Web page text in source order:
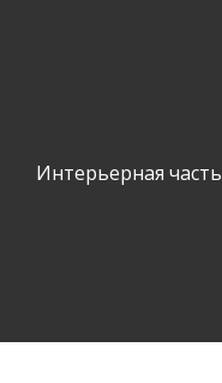
Интерьерная часть